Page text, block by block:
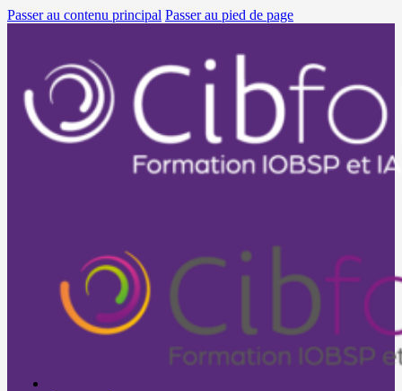
Passer au contenu principal Passer au pied de page